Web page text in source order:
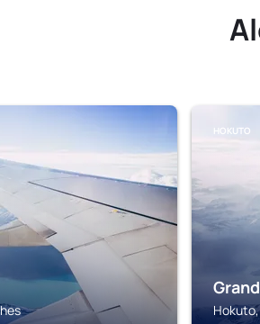
HOKUTO